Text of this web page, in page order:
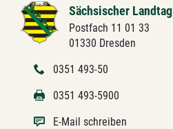
Sächsischer Landtag
Postfach 11 01 33
01330 Dresden
0351 493-50
0351 493-5900
E-Mail schreiben